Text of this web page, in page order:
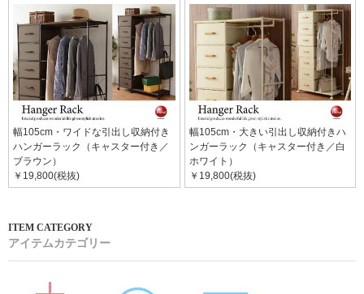
幅105cm・ワイドな引出し収納付き
ハンガーラック（キャスター付き／
ブラウン）
￥19,800(税抜)
幅105cm・大きい引出し収納付きハ
ンガーラック（キャスター付き／白
ホワイト）
￥19,800(税抜)
アイテムカテゴリー